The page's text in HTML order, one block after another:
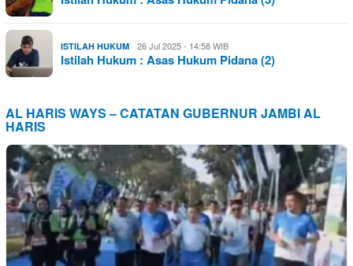
ISTILAH HUKUM 26 Jul 2025 - 14:58 WIB
Istilah Hukum : Asas Hukum Pidana (2)
AL HARIS WAYS – CATATAN GUBERNUR JAMBI AL
HARIS